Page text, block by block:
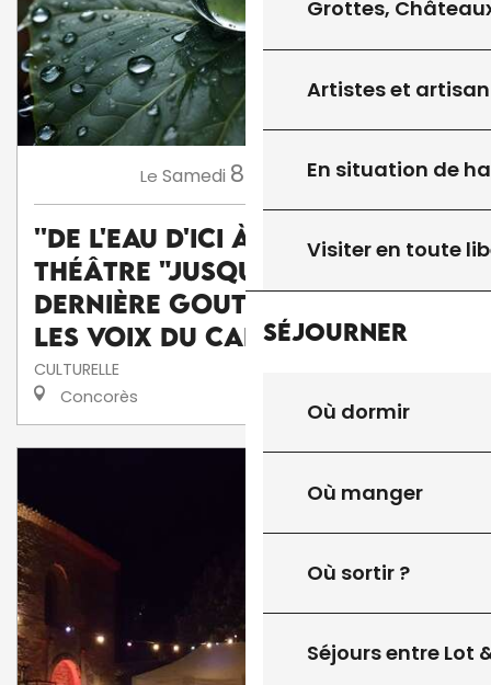
Grottes,
Artistes et
En situation de
Visiter en toute
Séjourner
Où dormir
Où manger
Où sortir ?
Séjours entre Lot
Le Samedi 8 à 15:45
''De l'eau d'ici à l'eau de là'' :
théâtre "Jusqu'à la
dernière goutte" par la Cie
Les voix du caméléon
CULTURELLE
Concorès